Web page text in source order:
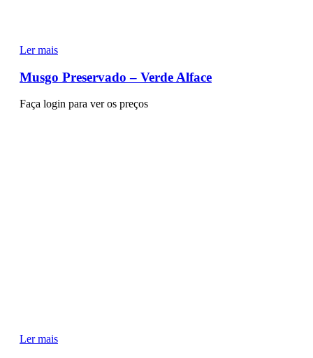
Ler mais
Musgo Preservado – Verde Alface
Faça login para ver os preços
Ler mais